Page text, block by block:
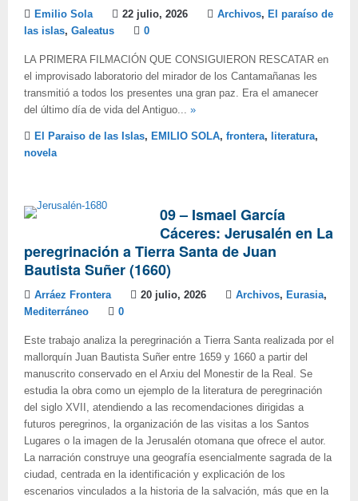
Emilio Sola 22 julio, 2026 Archivos, El paraíso de
las islas, Galeatus 0
LA PRIMERA FILMACIÓN QUE CONSIGUIERON RESCATAR en
el improvisado laboratorio del mirador de los Cantamañanas les
transmitió a todos los presentes una gran paz. Era el amanecer
del último día de vida del Antiguo... »
El Paraiso de las Islas, EMILIO SOLA, frontera, literatura,
novela
09 – Ismael García
Cáceres: Jerusalén en La
peregrinación a Tierra Santa de Juan
Bautista Suñer (1660)
Arráez Frontera 20 julio, 2026 Archivos, Eurasia,
Mediterráneo
0
Este trabajo analiza la peregrinación a Tierra Santa realizada por el
mallorquín Juan Bautista Suñer entre 1659 y 1660 a partir del
manuscrito conservado en el Arxiu del Monestir de la Real. Se
estudia la obra como un ejemplo de la literatura de peregrinación
del siglo XVII, atendiendo a las recomendaciones dirigidas a
futuros peregrinos, la organización de las visitas a los Santos
Lugares o la imagen de la Jerusalén otomana que ofrece el autor.
La narración construye una geografía esencialmente sagrada de la
ciudad, centrada en la identificación y explicación de los
escenarios vinculados a la historia de la salvación, más que en la